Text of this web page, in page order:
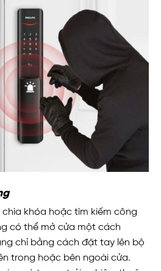
khóa hoặc tìm kiếm công
có thể mở cửa một cách
chỉ bằng cách đặt tay lên bộ
trong hoặc bên ngoài cửa.